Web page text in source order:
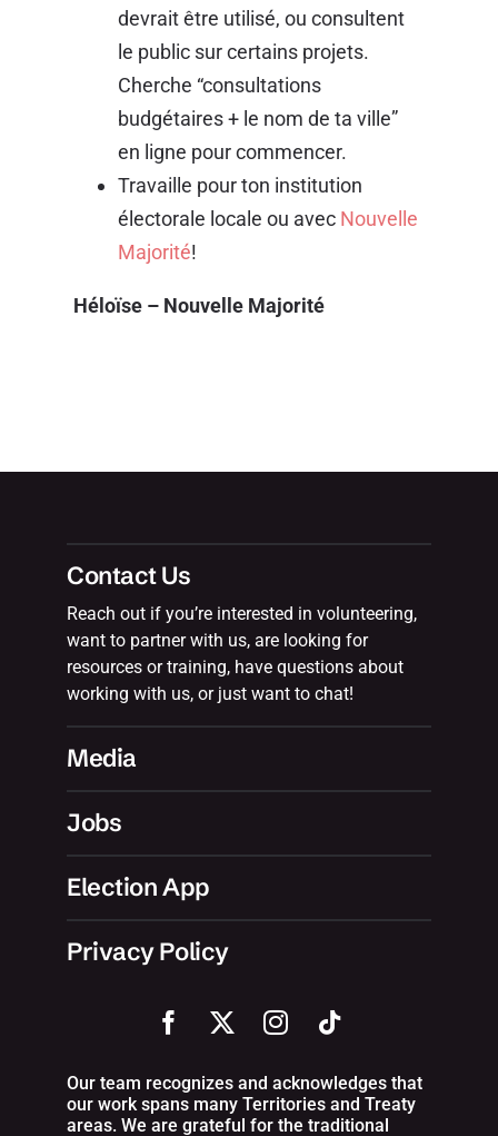
devrait être utilisé, ou consultent
le public sur certains projets.
Cherche “consultations
budgétaires + le nom de ta ville”
en ligne pour commencer.
Travaille pour ton institution
électorale locale ou avec Nouvelle
Majorité!
Héloïse – Nouvelle Majorité
Contact Us
Reach out if you’re interested in volunteering,
want to partner with us, are looking for
resources or training, have questions about
working with us, or just want to chat!
Media
Jobs
Election App
Privacy Policy
Our team recognizes and acknowledges that
our work spans many Territories and Treaty
areas. We are grateful for the traditional